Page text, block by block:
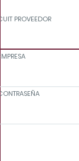
PROVEEDOR